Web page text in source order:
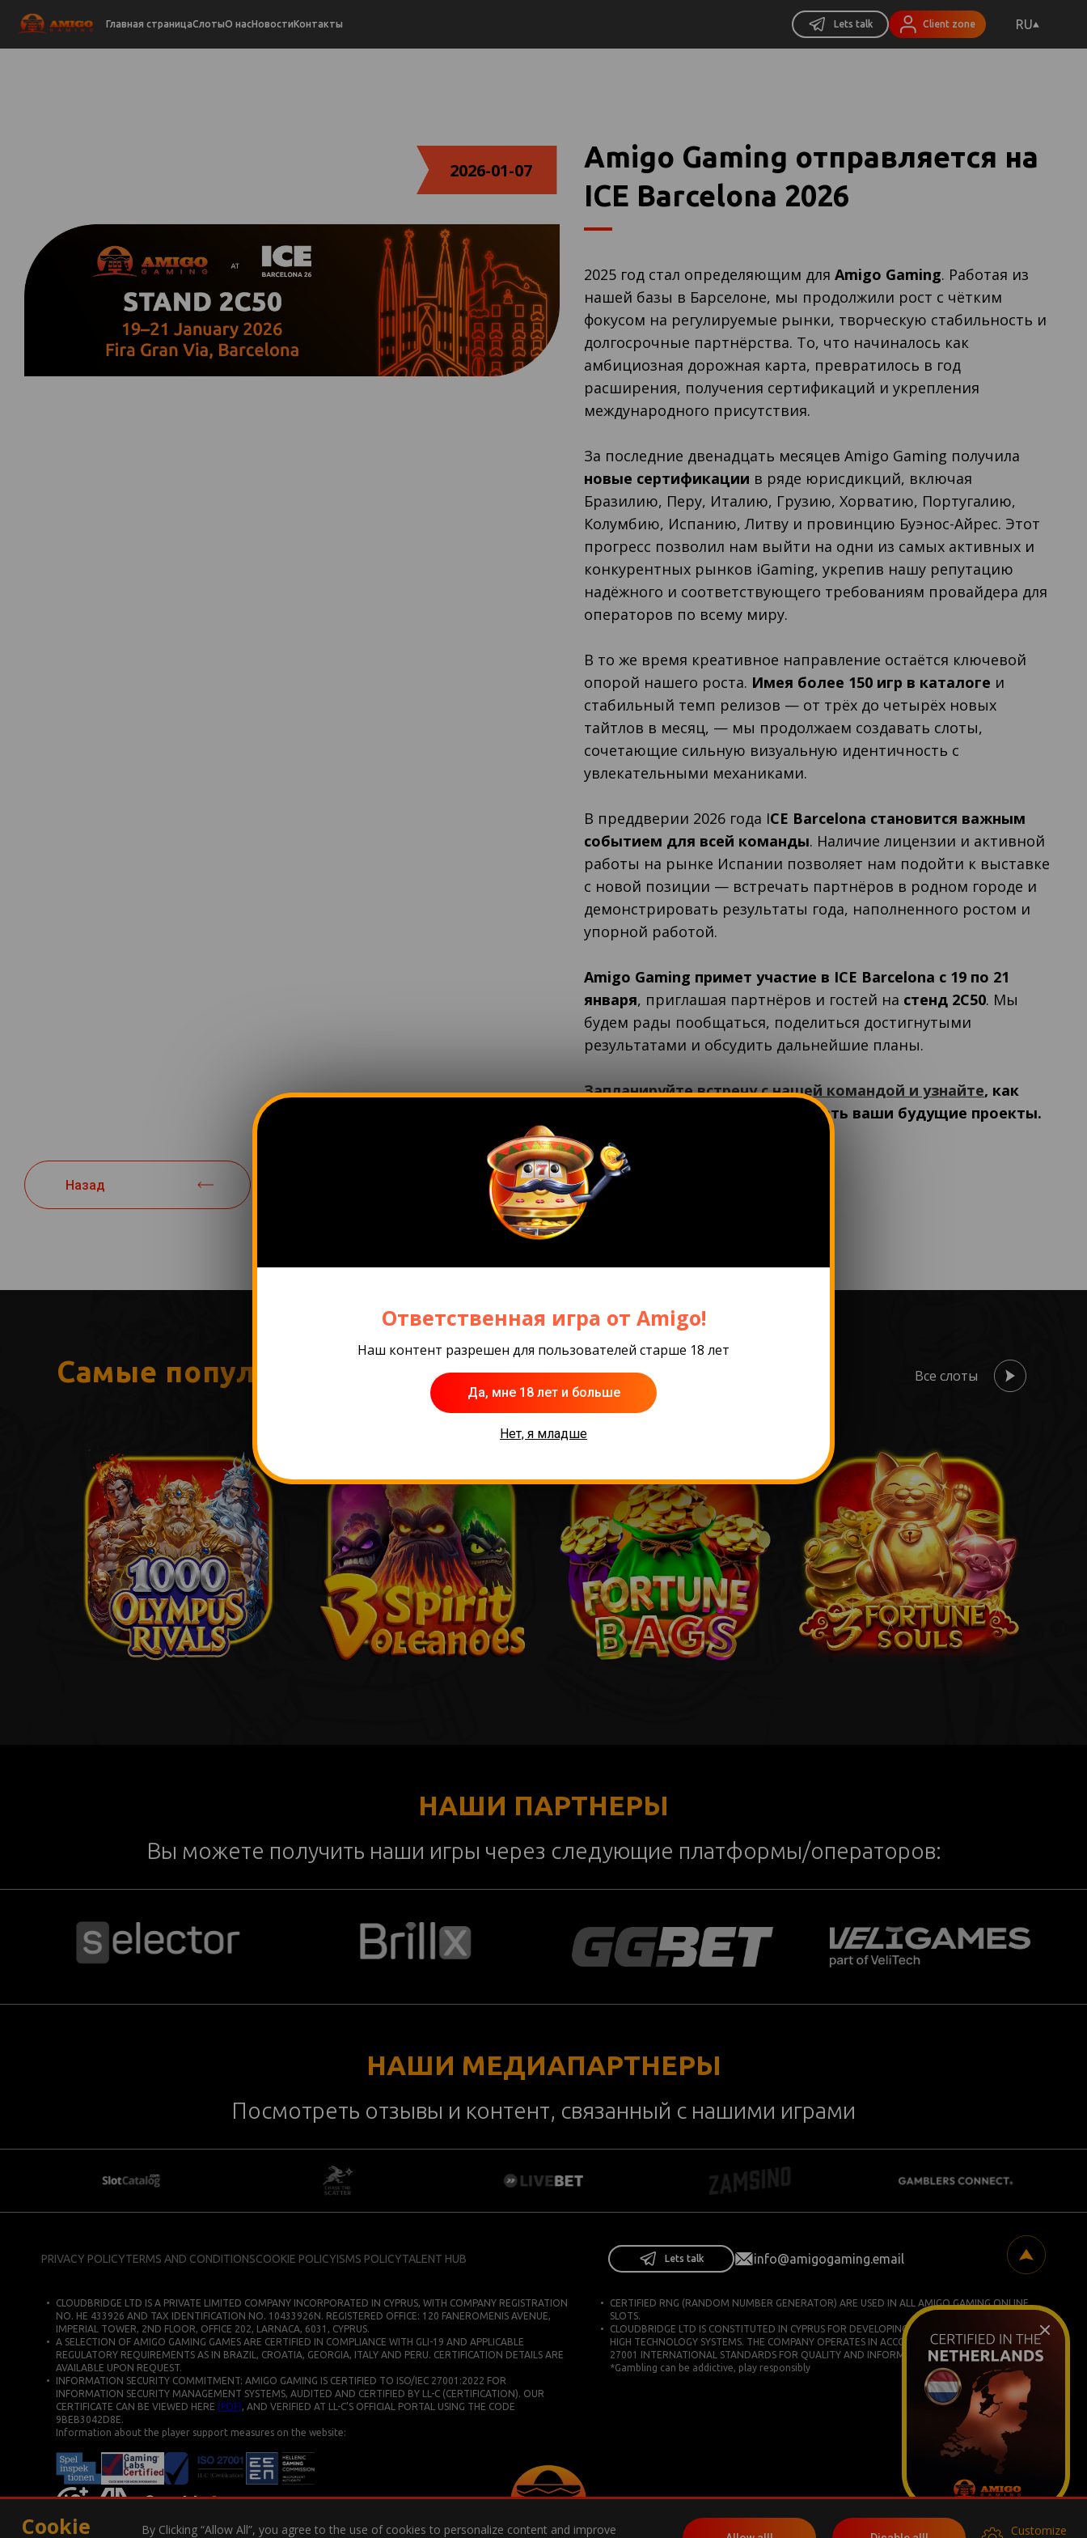
Главная страницаСлотыО насНовостиКонтакты Lets talk Client zone RU
2026-01-07
Amigo Gaming отправляется на
ICE Barcelona 2026
2025 год стал определяющим дляAmigo Gaming. Работая из
нашей базы в Барселоне, мы продолжили рост с чётким
фокусом на регулируемые рынки, творческую стабильность и
долгосрочные партнёрства. То, что начиналось как
амбициозная дорожная карта, превратилось в год
расширения, получения сертификаций и укрепления
международного присутствия.
За последние двенадцать месяцев Amigo Gaming получила
новые сертификации в ряде юрисдикций, включая
Бразилию, Перу, Италию, Грузию, Хорватию, Португалию,
Колумбию, Испанию, Литву и провинцию Буэнос-Айрес. Этот
прогресс позволил нам выйти на одни из самых активных и
конкурентных рынков iGaming, укрепив нашу репутацию
надёжного и соответствующего требованиям провайдера для
операторов по всему миру.
В то же время креативное направление остаётся ключевой
опорой нашего роста. Имея более 150 игр в каталоге и
стабильный темп релизов — от трёх до четырёх новых
тайтлов в месяц, — мы продолжаем создавать слоты,
сочетающие сильную визуальную идентичность с
увлекательными механиками.
В преддверии 2026 года ICE Barcelona становится важным
событием для всей команды. Наличие лицензии и активной
работы на рынке Испании позволяет нам подойти к выставке
с новой позиции — встречать партнёров в родном городе и
демонстрировать результаты года, наполненного ростом и
упорной работой.
Amigo Gaming примет участие в ICE Barcelona с 19 по 21
января, приглашая партнёров и гостей на стенд 2C50. Мы
будем рады пообщаться, поделиться достигнутыми
результатами и обсудить дальнейшие планы.
Запланируйте встречу с нашей командой и узнайте, как
Amigo Gaming может поддержать ваши будущие проекты.
Назад
Самые популярные игры Все слоты
НАШИ ПАРТНЕРЫ
Вы можете получить наши игры через следующие платформы/операторов:
НАШИ МЕДИАПАРТНЕРЫ
Посмотреть отзывы и контент, связанный с нашими играми
PRIVACY POLICYTERMS AND CONDITIONSCOOKIE POLICYISMS POLICYTALENT HUB Lets talk info@amigogaming.email
CLOUDBRIDGE LTD IS A PRIVATE LIMITED COMPANY INCORPORATED IN CYPRUS, WITH COMPANY REGISTRATION
NO. HE 433926 AND TAX IDENTIFICATION NO. 10433926N. REGISTERED OFFICE: 120 FANEROMENIS AVENUE,
IMPERIAL TOWER, 2ND FLOOR, OFFICE 202, LARNACA, 6031, CYPRUS.
A SELECTION OF AMIGO GAMING GAMES ARE CERTIFIED IN COMPLIANCE WITH GLI-19 AND APPLICABLE
REGULATORY REQUIREMENTS AS IN BRAZIL, CROATIA, GEORGIA, ITALY AND PERU. CERTIFICATION DETAILS ARE
AVAILABLE UPON REQUEST.
INFORMATION SECURITY COMMITMENT: AMIGO GAMING IS CERTIFIED TO ISO/IEC 27001:2022 FOR
INFORMATION SECURITY MANAGEMENT SYSTEMS, AUDITED AND CERTIFIED BY LL-C (CERTIFICATION). OUR
CERTIFICATE CAN BE VIEWED HERE (PDF), AND VERIFIED AT LL-C’S OFFICIAL PORTAL USING THE CODE
9BEB3042D8E.
CERTIFIED RNG (RANDOM NUMBER GENERATOR) ARE USED IN ALL AMIGO GAMING ONLINE
SLOTS.
CLOUDBRIDGE LTD IS CONSTITUTED IN CYPRUS FOR DEVELOPING AND COMMERCIALIZING
HIGH TECHNOLOGY SYSTEMS. THE COMPANY OPERATES IN ACCORDANCE WITH ISO/IEC
27001 INTERNATIONAL STANDARDS FOR QUALITY AND INFORMATION SECURITY.
*Gambling can be addictive, play responsibly
Information about the player support measures on the website:
Ответственная игра от Amigo!
Наш контент разрешен для пользователей старше 18 лет
Да, мне 18 лет и больше
Нет, я младше
Cookie
By Clicking “Allow All”, you agree to the use of cookies to personalize content and improve
Customize